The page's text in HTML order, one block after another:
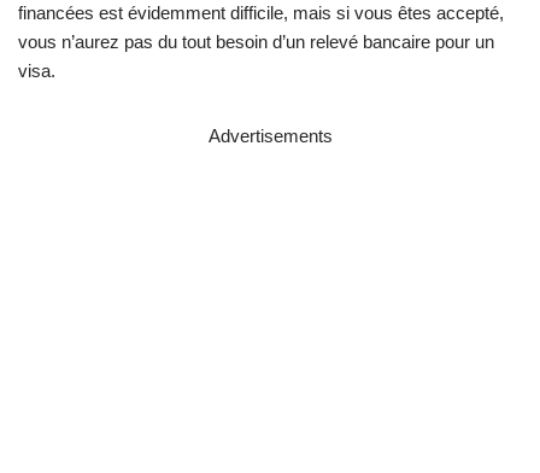
financées est évidemment difficile, mais si vous êtes accepté,
vous n’aurez pas du tout besoin d’un relevé bancaire pour un
visa.
Advertisements